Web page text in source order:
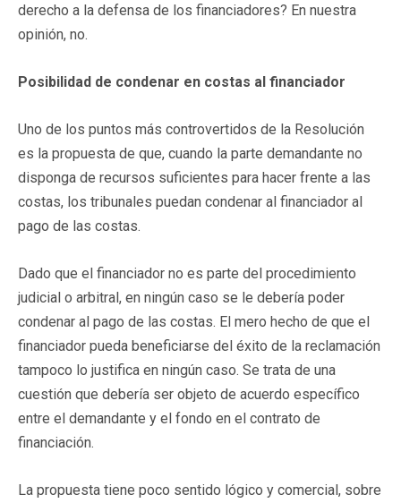
derecho a la defensa de los financiadores? En nuestra
opinión, no.
Posibilidad de condenar en costas al financiador
Uno de los puntos más controvertidos de la Resolución
es la propuesta de que, cuando la parte demandante no
disponga de recursos suficientes para hacer frente a las
costas, los tribunales puedan condenar al financiador al
pago de las costas.
Dado que el financiador no es parte del procedimiento
judicial o arbitral, en ningún caso se le debería poder
condenar al pago de las costas. El mero hecho de que el
financiador pueda beneficiarse del éxito de la reclamación
tampoco lo justifica en ningún caso. Se trata de una
cuestión que debería ser objeto de acuerdo específico
entre el demandante y el fondo en el contrato de
financiación.
La propuesta tiene poco sentido lógico y comercial, sobre